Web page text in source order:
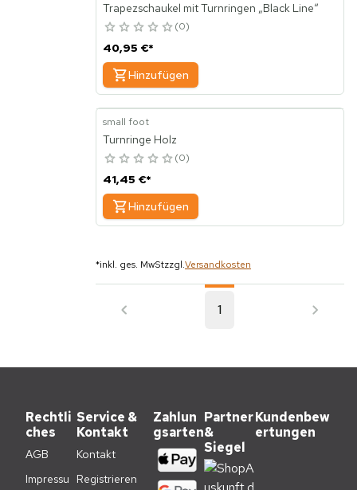
Trapezschaukel mit Turnringen „Black Line“
0
40,95 €*
Hinzufügen
small foot
Turnringe Holz
0
41,45 €*
Hinzufügen
*inkl. ges. MwStzzgl.Versandkosten
1
Rechtli
ches
AGB
Impressu
Service &
Kontakt
Kontakt
Registrieren
Zahlun
gsarten
Partner
&
Siegel
Kundenbew
ertungen